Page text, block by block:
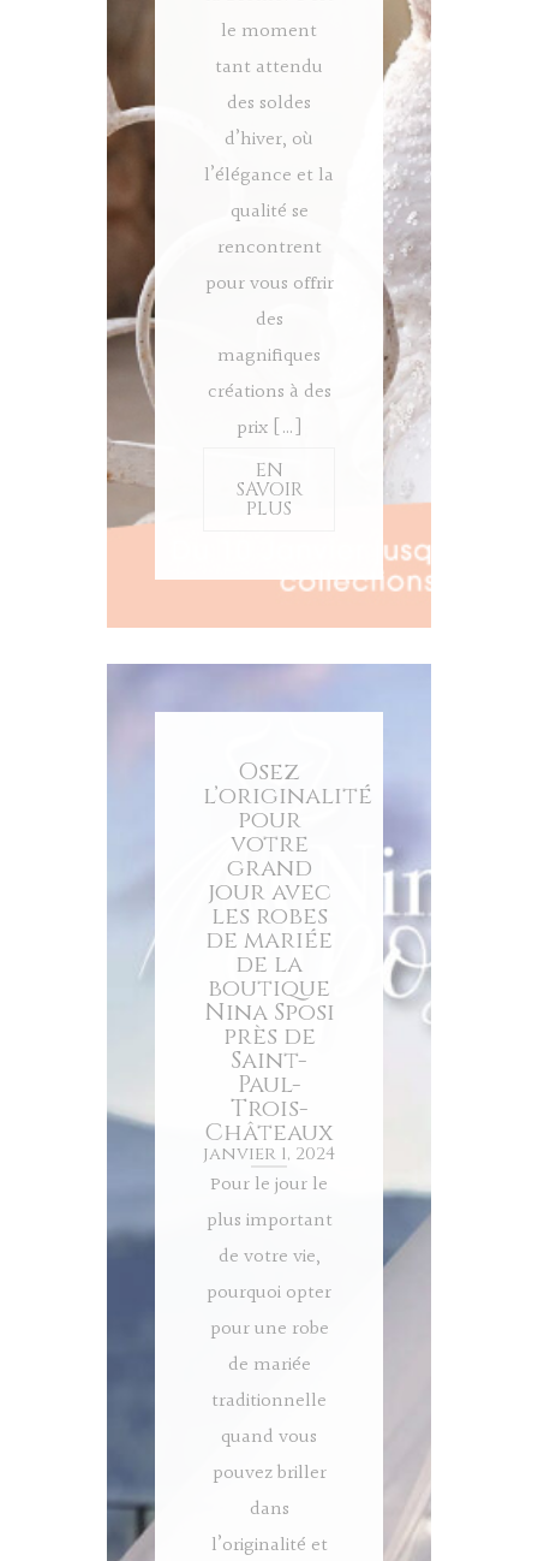
le moment
tant attendu
des soldes
d’hiver, où
l’élégance et la
qualité se
rencontrent
pour vous offrir
des
magnifiques
créations à des
prix […]
EN
SAVOIR
PLUS
Osez
l’originalité
pour
votre
grand
jour avec
les robes
de mariée
de la
boutique
Nina Sposi
près de
Saint-
Paul-
Trois-
Châteaux
janvier 1, 2024
Pour le jour le
plus important
de votre vie,
pourquoi opter
pour une robe
de mariée
traditionnelle
quand vous
pouvez briller
dans
l’originalité et